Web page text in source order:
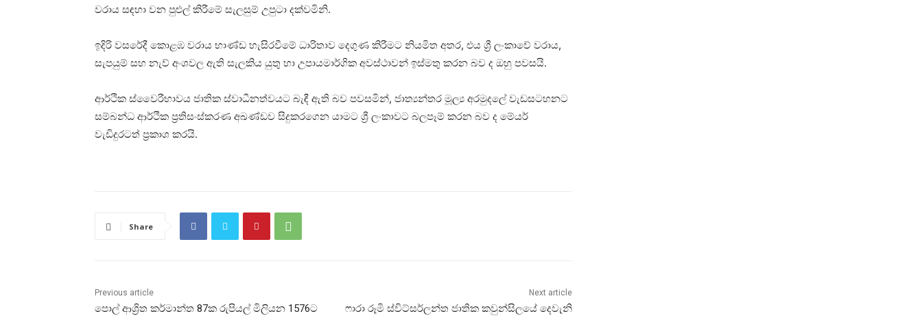
වරාය සඳහා වන පුළුල් කිරීමේ සැලසුම් උපුටා දක්වමිනි.
ඉදිරි වසරේදී කොළඹ වරාය භාණ්ඩ හැසිරවීමේ ධාරිතාව දෙගුණ කිරීමට නියමිත අතර, එය ශ්‍රී ලංකාවේ වරාය,
සැපයුම් සහ නැව් අංශවල ඇති සැලකිය යුතු හා උපායමාර්ගික අවස්ථාවන් ඉස්මතු කරන බව ද ඔහු පවසයි.
ආර්ථික ස්වෛරීභාවය ජාතික ස්වාධීනත්වයට බැඳී ඇති බව පවසමින්, ජාත්‍යන්තර මූල්‍ය අරමුදලේ වැඩසටහනට
සම්බන්ධ ආර්ථික ප්‍රතිසංස්කරණ අඛණ්ඩව සිදුකරගෙන යාමට ශ්‍රී ලංකාවට බලපෑම් කරන බව ද මේයර්
වැඩිදුරටත් ප්‍රකාශ කරයි.
Share
Previous article
පොල් ආශ්‍රිත කර්මාන්ත 87ක රුපියල් මිලියන 1576ට
Next article
ෆාරා රූමි ස්විට්සර්ලන්ත ජාතික කවුන්සිලයේ දෙවැනි